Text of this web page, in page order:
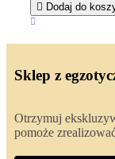
 Dodaj do
Sklep z
Otrzymuj
pomoże